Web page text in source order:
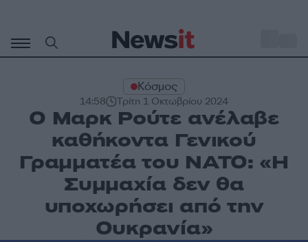
περιεχόμενο
Κόσμος
14:58 Τρίτη 1 Οκτωβρίου 2024
Ο Μαρκ Ρούτε ανέλαβε
καθήκοντα Γενικού
Γραμματέα του NATO: «Η
Συμμαχία δεν θα
υποχωρήσει από την
Ουκρανία»